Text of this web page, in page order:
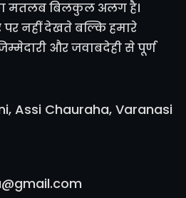
का मतलब बिलकुल अलग है।
पर नहीं देखते बल्कि हमारे
और जवाबदेही से पूर्ण
Assi Chauraha, Varanasi